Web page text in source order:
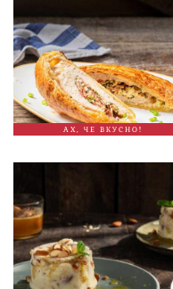
АХ, ЧЕ ВКУСНО!